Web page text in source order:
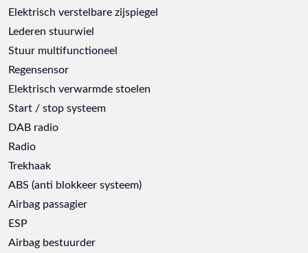
Elektrisch verstelbare zijspiegel
Lederen stuurwiel
Stuur multifunctioneel
Regensensor
Elektrisch verwarmde stoelen
Start / stop systeem
DAB radio
Radio
Trekhaak
ABS (anti blokkeer systeem)
Airbag passagier
ESP
Airbag bestuurder